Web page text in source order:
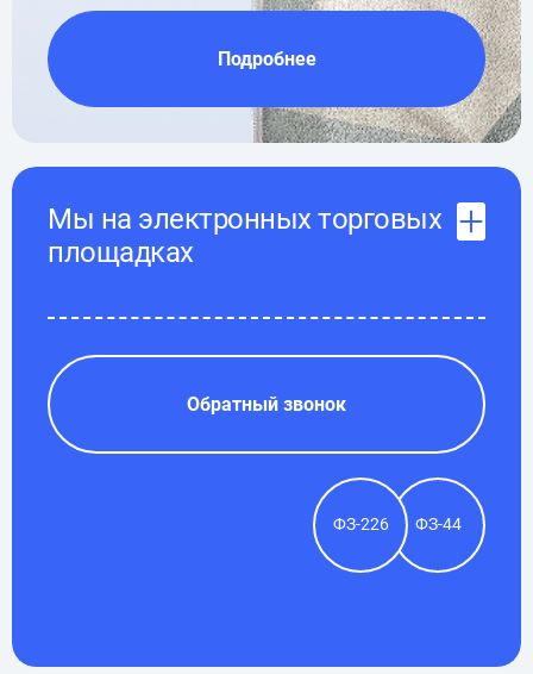
Подробнее
Мы на электронных торговых
площадках
Обратный звонок
ФЗ-226 ФЗ-44